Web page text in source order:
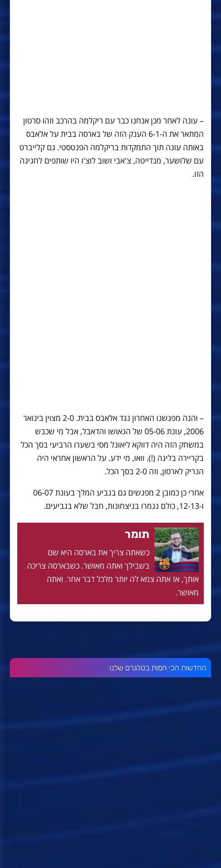
– עונה לאחר מכן אנחנו כבר עם ריקלמה בהרכב וזהו סרטון
המתאר את ה-6-1 הענק הזה של בארסה בבית על אלאבס
באותה עונה תוך התמקדות בריקלמה הפנטסטי. גם קלייברט
עם שלושער, מנדייטה, צ'אבי ושוב לוצ'ו היו שותפים לחגיגה
הזו.
– והנה מפגשנו האחרון נגד אלאבס בבית. 2-0 מצוין בינואר
2006, עונת 05-06 של הגאושו והדאבל, אבל מי שכבש
במשחק הזה היה דווקא ליאונל מסי בשערו הרביעי בסך הכל
בקריירה בליגה (!). וואו, מי ידע. על הראשון אחראי היה
הנריק לארסון, וזה 2-0 בסך הכל.
אחרי כן כמובן 2 מפגשים גם בגביע המלך בעונת 06-07
ו-12-13, כולם נגמרו בניצחונות, חבל שלא בגביעים.
תומר
כשאתה צריך את בארסה היא שם
בשבילך ואתה מאושר. כשבארסה צריכה
אותך, אז אתה צמא לה יותר מלכל דבר אחר. ואתה
מאושר.
החדשות הכי חמות בטלגרם שלנו